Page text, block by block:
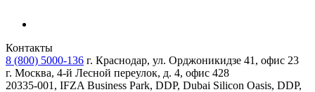
Контакты
8 (800) 5000-136 г. Краснодар, ул. Орджоникидзе 41, офис 23
г. Москва, 4-й Лесной переулок, д. 4, офис 428
20335-001, IFZA Business Park, DDP, Dubai Silicon Oasis, DDP,